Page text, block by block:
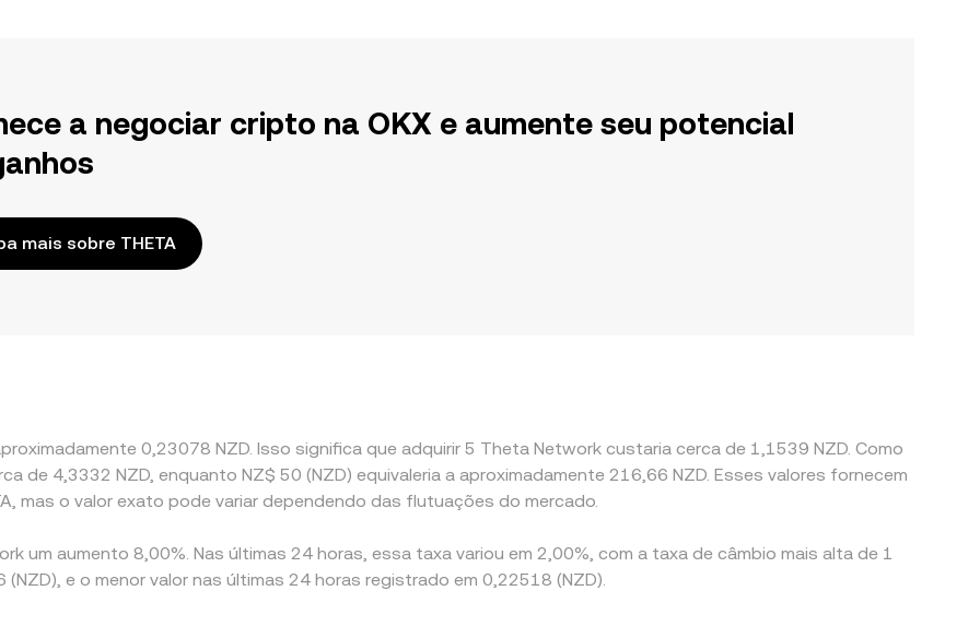
a negociar cripto na OKX e aumente seu potencial
mais sobre THETA
0,23078 NZD. Isso significa que adquirir 5 Theta Network custaria cerca de 1,1539 NZD. Como
de 4,3332 NZD, enquanto NZ$ 50 (NZD) equivaleria a aproximadamente 216,66 NZD. Esses valores fornecem
mas o valor exato pode variar dependendo das flutuações do mercado.
um aumento 8,00%. Nas últimas 24 horas, essa taxa variou em 2,00%, com a taxa de câmbio mais alta de 1
e o menor valor nas últimas 24 horas registrado em 0,22518 (NZD).